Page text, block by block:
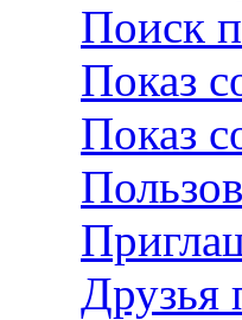
Поиск
Показ
Показ
Друзья